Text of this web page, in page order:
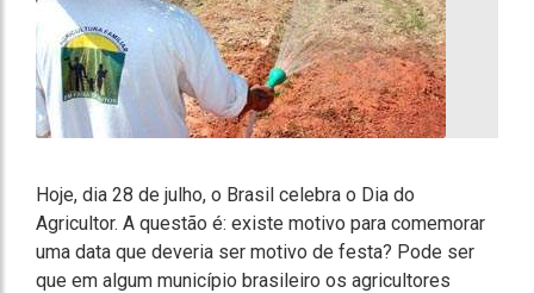
Hoje, dia 28 de julho, o Brasil celebra o Dia do
Agricultor. A questão é: existe motivo para comemorar
uma data que deveria ser motivo de festa? Pode ser
que em algum município brasileiro os agricultores